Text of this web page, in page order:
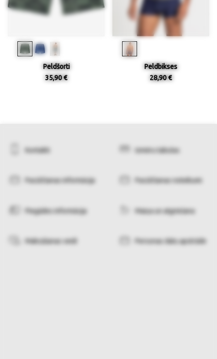
Peldšorti
35,90 €
Peldbikses
28,90 €
Kontakti Izmēru tabulas
Pasūtīšanas informācija Pasūtīšanas noteikumi
Piegādes informācija Maiņa un atgriešana
Maksāšanas veidi Personas datu apstrāde